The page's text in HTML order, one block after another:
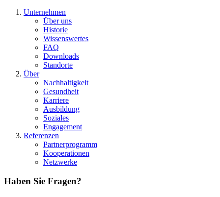
Unternehmen
Über uns
Historie
Wissenswertes
FAQ
Downloads
Standorte
Über
Nachhaltigkeit
Gesundheit
Karriere
Ausbildung
Soziales
Engagement
Referenzen
Partnerprogramm
Kooperationen
Netzwerke
Haben Sie Fragen?